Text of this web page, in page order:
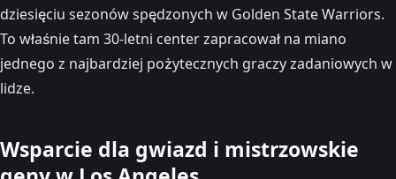
dziesięciu sezonów spędzonych w Golden State Warriors.
To właśnie tam 30-letni center zapracował na miano
jednego z najbardziej pożytecznych graczy zadaniowych w
lidze.
Wsparcie dla gwiazd i mistrzowskie